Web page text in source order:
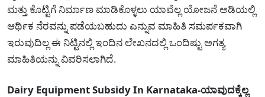
ಮತ್ತು ಕೊಟ್ಟಿಗೆ ನಿರ್ಮಾಣ ಮಾಡಿಕೊಳ್ಳಲು ಯಾವೆಲ್ಲ ಯೋಜನೆ ಅಡಿಯಲ್ಲಿ
ಆರ್ಥಿಕ ನೆರವನ್ನು ಪಡೆಯಬಹುದು ಎನ್ನುವ ಮಾಹಿತಿ ಸಮರ್ಪಕವಾಗಿ
ಇರುವುದಿಲ್ಲ ಈ ನಿಟ್ಟಿನಲ್ಲಿ ಇಂದಿನ ಲೇಖನದಲ್ಲಿ ಒಂದಿಷ್ಟು ಅಗತ್ಯ
ಮಾಹಿತಿಯನ್ನು ವಿವರಿಸಲಾಗಿದೆ.
Dairy Equipment Subsidy In Karnataka-ಯಾವುದಕ್ಕೆಲ್ಲ